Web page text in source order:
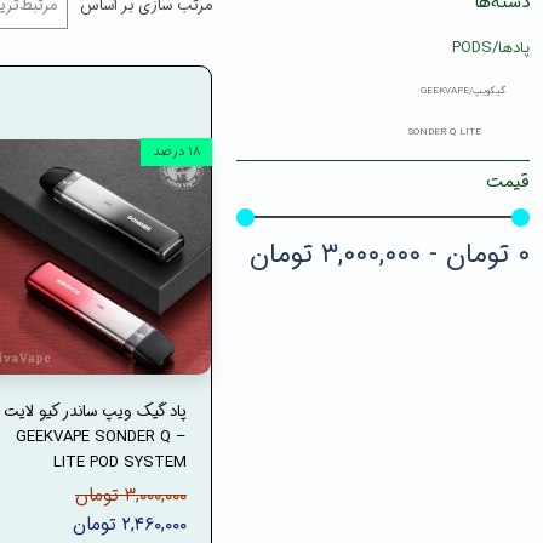
پادها/PODS
گیکویپ/GEEKVAPE
SONDER Q LITE
قیمت
۰ تومان - ۳,۰۰۰,۰۰۰ تومان
مرتب سازی بر اساس
پاد گیک ویپ ساندر کیو لایت
– GEEKVAPE SONDER Q
LITE POD SYSTEM
۳,۰۰۰,۰۰۰ تومان
۲,۴۶۰,۰۰۰ تومان
۱۸ درصد